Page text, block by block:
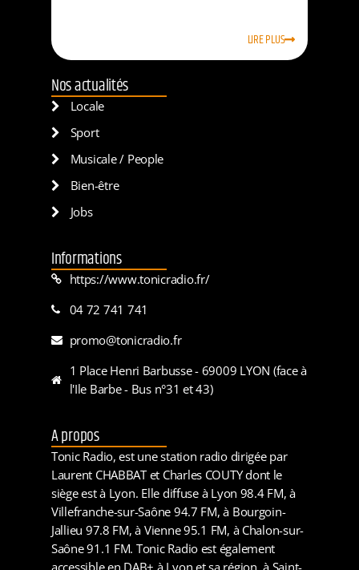
LIRE PLUS
Nos actualités
Locale
Sport
Musicale / People
Bien-être
Jobs
Informations
https://www.tonicradio.fr/
04 72 741 741
promo@tonicradio.fr
1 Place Henri Barbusse - 69009 LYON (face à
l'Ile Barbe - Bus n°31 et 43)
A propos
Tonic Radio, est une station radio dirigée par
Laurent CHABBAT et Charles COUTY dont le
siège est à Lyon. Elle diffuse à Lyon 98.4 FM, à
Villefranche-sur-Saône 94.7 FM, à Bourgoin-
Jallieu 97.8 FM, à Vienne 95.1 FM, à Chalon-sur-
Saône 91.1 FM. Tonic Radio est également
accessible en DAB+ à Lyon et sa région, à Saint-